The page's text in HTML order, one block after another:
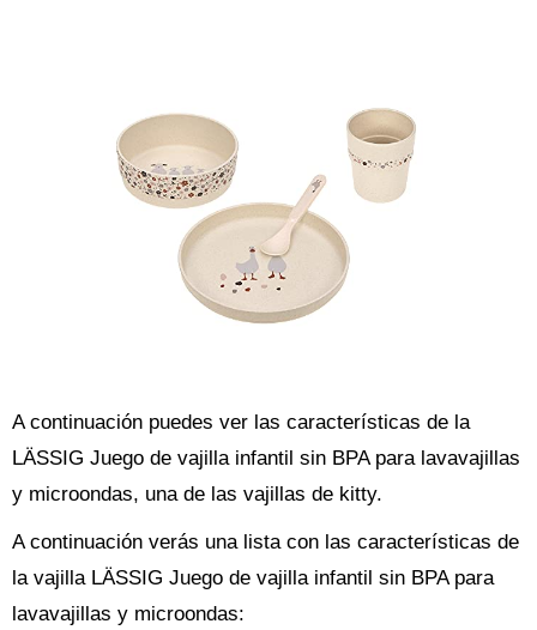
A continuación puedes ver las características de la
LÄSSIG Juego de vajilla infantil sin BPA para lavavajillas
y microondas, una de las vajillas de kitty.
A continuación verás una lista con las características de
la vajilla LÄSSIG Juego de vajilla infantil sin BPA para
lavavajillas y microondas: